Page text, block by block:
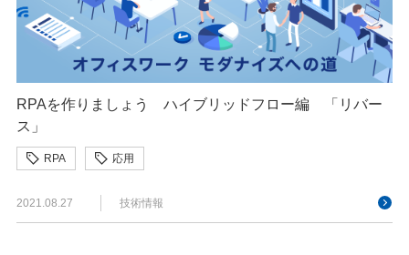
RPAを作りましょう ハイブリッドフロー編 「リバー
ス」
RPA 応用
2021.08.27 技術情報